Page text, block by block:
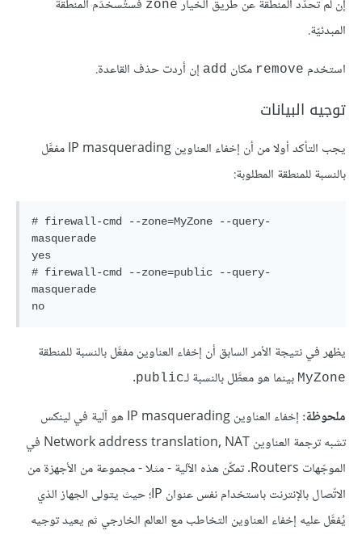
إن لم تحدّد المنطقة عن طريق الخيار zone فستُسخدَم المنطقة
المبدئيّة.
استخدم remove مكان add إن أردت حذف القاعدة.
توجيه البيانات
يجب التأكد أولا من أن إخفاء العناوين IP masquerading مفعَّل
بالنسبة للمنطقة المطلوبة:
# firewall-cmd --zone=MyZone --query-
masquerade
yes
# firewall-cmd --zone=public --query-
masquerade
no
يظهر في نتيجة الأمر السابق أن إخفاء العناوين مفعَّل بالنسبة للمنطقة
MyZone بينما هو معطَّل بالنسبة لـpublic
.
ملحوظة:
إخفاء العناوين IP masquerading هو آلية في لينكس
تشبه ترجمة العناوين Network address translation, NAT في
الموجّهات Routers. تمكّن هذه الآلية - مثلا - مجموعة من الأجهزة من
الاتّصال بالإنترنت باستخدام نفس عنوان IP؛ حيث يتولى الجهاز الذي
يُفعَّل عليه إخفاء العناوين التخاطب مع العالم الخارجي ثم يعيد توجيه